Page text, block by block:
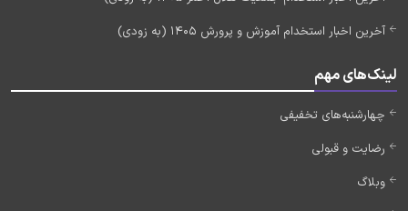
آخرین اخبار استخدام آموزش و پرورش 1405 (به زودی)
لینک‌های مهم
چهارشنبه‌های تخفیفی
رضایت و قبولی
وبلاگ